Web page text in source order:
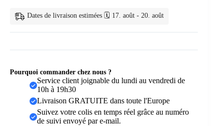
Automatique
Dates de livraison estimées 🗓️ 17. août - 20. août
Pourquoi commander chez nous ?
Service client joignable du lundi au vendredi de
10h à 19h30
Livraison GRATUITE dans toute l'Europe
Suivez votre colis en temps réel grâce au numéro
de suivi envoyé par e-mail.